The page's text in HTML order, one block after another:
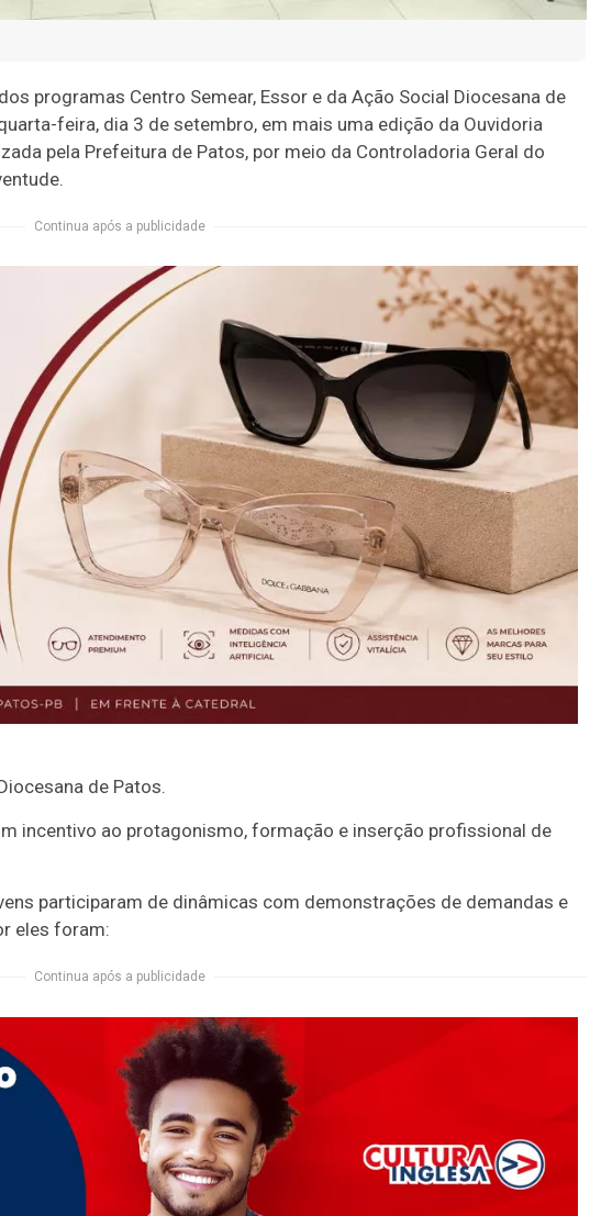
programas Centro Semear, Essor e da Ação Social Diocesana de
feira, dia 3 de setembro, em mais uma edição da Ouvidoria
pela Prefeitura de Patos, por meio da Controladoria Geral do
Continua após a publicidade
de Patos.
incentivo ao protagonismo, formação e inserção profissional de
participaram de dinâmicas com demonstrações de demandas e
eles foram:
Continua após a publicidade